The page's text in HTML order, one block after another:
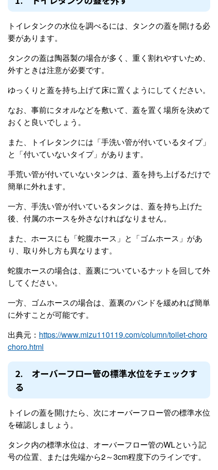
トイレタンクの水位を調べるには、タンクの蓋を開ける必
要があります。
タンクの蓋は陶器製の場合が多く、重く割れやすいため、
外すときは注意が必要です。
ゆっくりと蓋を持ち上げて床に置くようにしてください。
なお、事前にタオルなどを敷いて、蓋を置く場所を決めて
おくと良いでしょう。
また、トイレタンクには「手洗い管が付いているタイプ」
と「付いていないタイプ」があります。
手荒い管が付いていないタンクは、蓋を持ち上げるだけで
簡単に外れます。
一方、手洗い管が付いているタンクは、蓋を持ち上げた
後、付属のホースを外さなければなりません。
また、ホースにも「蛇腹ホース」と「ゴムホース」があ
り、取り外し方も異なります。
蛇腹ホースの場合は、蓋裏についているナットを回して外
してください。
一方、ゴムホースの場合は、蓋裏のバンドを緩めれば簡単
に外すことが可能です。
出典元： https://www.mizu110119.com/column/toilet-choro
choro.html
2. オーバーフロー管の標準水位をチェックす
る
トイレの蓋を開けたら、次にオーバーフロー管の標準水位
を確認しましょう。
タンク内の標準水位は、オーバーフロー管のWLという記
号の位置、または先端から2～3cm程度下のラインです。